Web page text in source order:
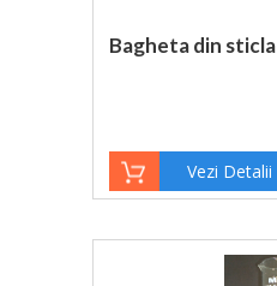
Bagheta din sticla
Vezi Detalii